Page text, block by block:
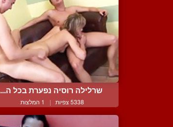
שרלילה רוסיה נפערת בכל ה...
5338 צפיות | 1 המלצות